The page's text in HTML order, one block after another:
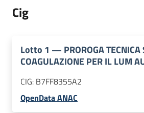
Cig
Lotto 1 — PROROGA TECNICA
COAGULAZIONE PER IL LUM
CIG: B7FF8355A2
OpenData ANAC